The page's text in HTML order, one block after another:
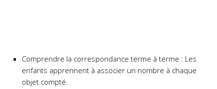
Comprendre la correspondance terme à terme : Les
enfants apprennent à associer un nombre à chaque
objet compté.